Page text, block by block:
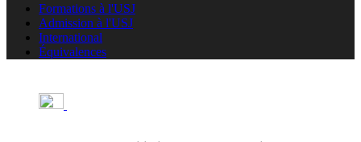
Formations à l'USJ
Admission à l'USJ
International
Équivalences